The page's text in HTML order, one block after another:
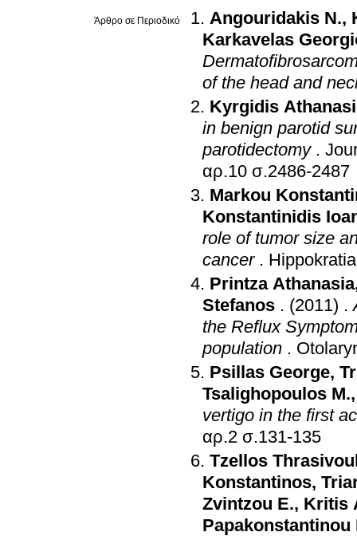
Άρθρο σε Περιοδικό Angouridakis N.,
Karkavelas
of the head and
Kyrgidis
in benign parotid
parotidectomy .
αρ.10 σ.2486-2487
Markou
Konstantinidis
role of tumor size
cancer . Hippokratia
Printza Athanasia
Stefanos . (2011) .
the Reflux
population .
Psillas George,
Tsalighopoulos M.
vertigo in the first
αρ.2 σ.131-135
Tzellos
Konstantinos,
Zvintzou E., Kritis
Papakonstantinou